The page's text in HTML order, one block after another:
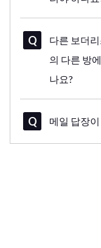
다른 보더
의 다른 방
나요?
메일 답장